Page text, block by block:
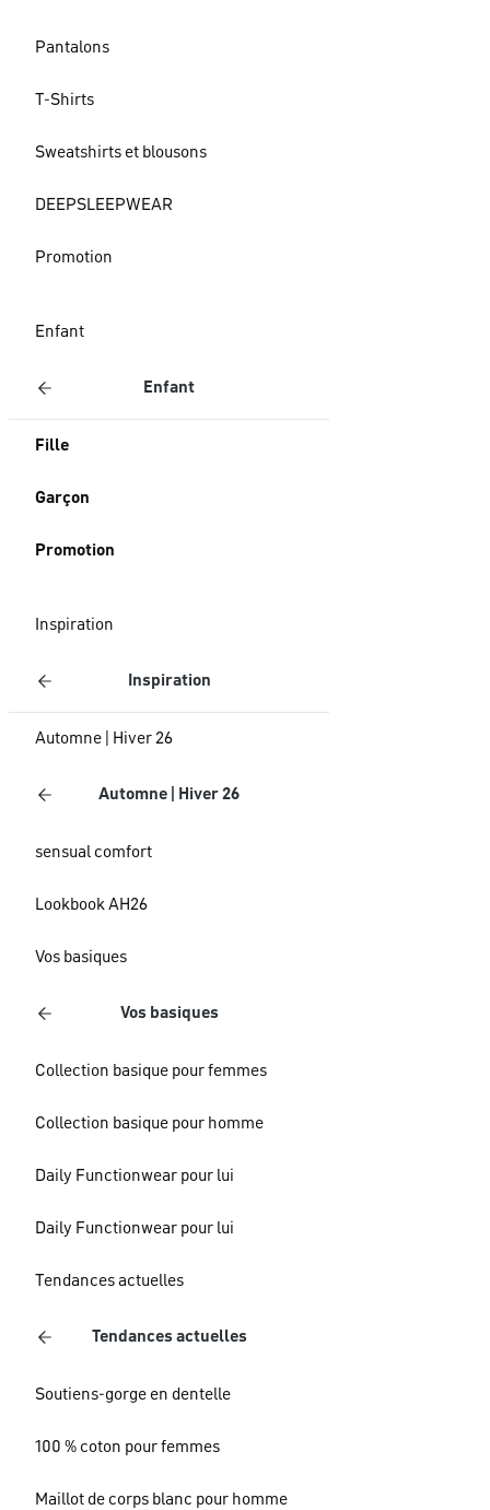
Pantalons
T-Shirts
Sweatshirts et blousons
DEEPSLEEPWEAR
Promotion
Enfant
Enfant
Fille
Garçon
Promotion
Inspiration
Inspiration
Automne | Hiver 26
Automne | Hiver 26
sensual comfort
Lookbook AH26
Vos basiques
Vos basiques
Collection basique pour femmes
Collection basique pour homme
Daily Functionwear pour lui
Daily Functionwear pour lui
Tendances actuelles
Tendances actuelles
Soutiens-gorge en dentelle
100 % coton pour femmes
Maillot de corps blanc pour homme